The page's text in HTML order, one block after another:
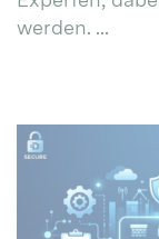
werden. ...